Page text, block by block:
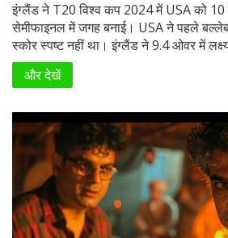
इंग्लैंड ने T20 विश्व कप 2024 में USA को 10
सेमीफाइनल में जगह बनाई। USA ने पहले
स्कोर स्पष्ट नहीं था। इंग्लैंड ने 9.4 ओवर में
लिया। जोस बटलर ने पांच छक्के लगाए और शादले
योगदान दिया।
और देखें